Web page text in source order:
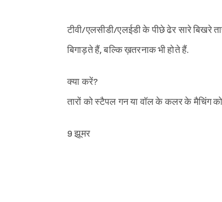
टीवी/एलसीडी/एलईडी के पीछे ढेर सारे बिखरे
बिगाड़ते हैं, बल्कि ख़तरनाक भी होते हैं.
क्या करें?
तारों को स्टैपल गन या वॉल के कलर के मैचिंग
9 झूमर